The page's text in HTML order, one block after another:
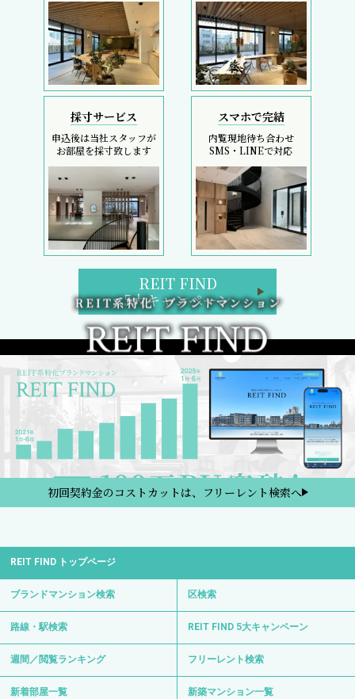
採寸サービス
申込後は当社スタッフが
お部屋を採寸致します
スマホで完結
内覧現地待ち合わせ
SMS・LINEで対応
REIT FIND
5大キャンペーン
初回契約金のコストカットは、フリーレント検索へ
REIT FIND トップページ
ブランドマンション検索 区検索
路線・駅検索 REIT FIND 5大キャンペーン
週間／閲覧ランキング フリーレント検索
新着部屋一覧 新築マンション一覧